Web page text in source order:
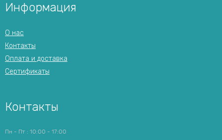
Информация
О нас
Контакты
Оплата и доставка
Сертификаты
Контакты
Пн - Пт : 10:00 - 17:00